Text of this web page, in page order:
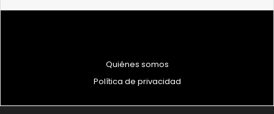
Quiénes somos
Política de privacidad